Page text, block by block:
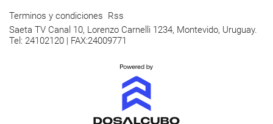
Terminos y condiciones Rss
Saeta TV Canal 10, Lorenzo Carnelli 1234, Montevido, Uruguay.
Tel: 24102120 | FAX:24009771